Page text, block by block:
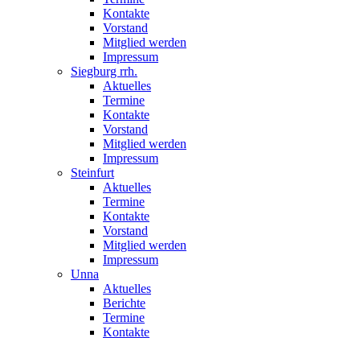
Kontakte
Vorstand
Mitglied werden
Impressum
Siegburg rrh.
Aktuelles
Termine
Kontakte
Vorstand
Mitglied werden
Impressum
Steinfurt
Aktuelles
Termine
Kontakte
Vorstand
Mitglied werden
Impressum
Unna
Aktuelles
Berichte
Termine
Kontakte